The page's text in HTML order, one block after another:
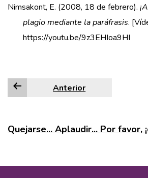
Nimsakont, E. (2008, 18 de febrero).
plagio mediante la paráfrasis.
https://youtu.be/9z3EHIoa9HI
Anterior
Quejarse... Aplaudir... Por favor,